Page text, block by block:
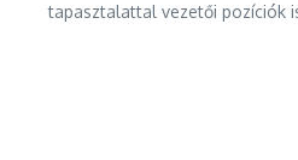
tapasztalattal vezetői pozíciók